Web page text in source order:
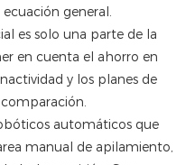
general.
es solo una parte de la
en cuenta el ahorro en
y los planes de
automáticos que
manual de apilamiento,